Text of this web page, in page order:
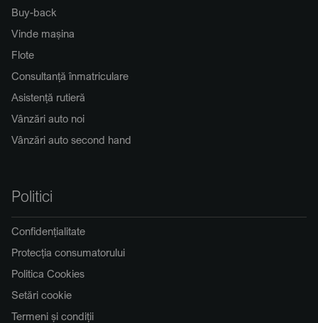
Buy-back
Vinde mașina
Flote
Consultanță înmatriculare
Asistență rutieră
Vânzări auto noi
Vânzări auto second hand
Politici
Confidențialitate
Protecția consumatorului
Politica Cookies
Setări cookie
Termeni și condiții